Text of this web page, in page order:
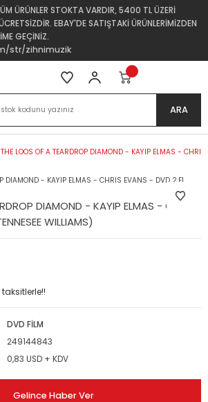
ÜRÜNLER STOKTA VARDIR, 5400 TL ÜZERİ
EBAY'DE SATIŞTAKİ ÜRÜNLERİMİZDEN
GEÇİNİZ.
str/zihnimuzik
ARA
THE LOOS OF A TEARDROP DIAMOND - KAYIP ELMAS -
DIAMOND - KAYIP ELMAS - CHRIS
WILLIAMS)
DVD FİLM
249144843
0,83 USD + KDV
Gelince Haber Ver